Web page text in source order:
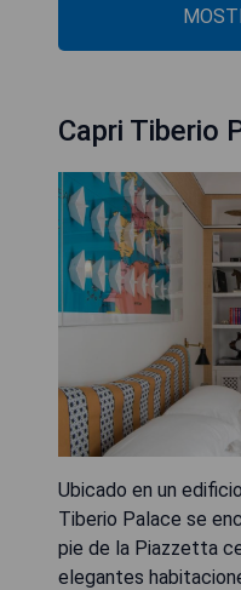
Capri Tiberio
Ubicado en un
Tiberio Palace se
pie de la Piazzetta
elegantes